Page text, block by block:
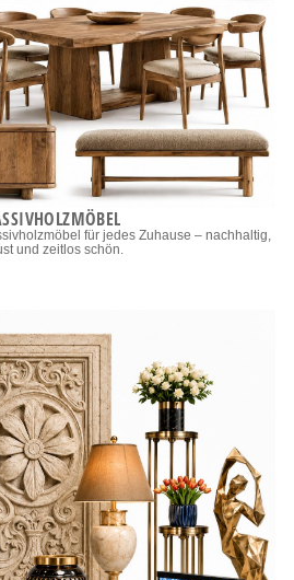
für jedes Zuhause – nachhaltig,
und zeitlos schön.